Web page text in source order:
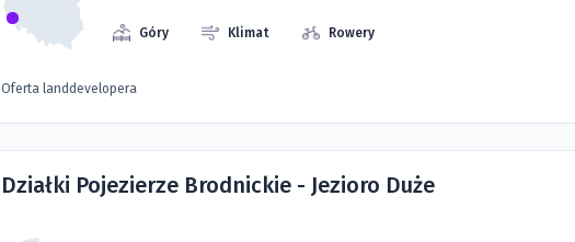
Góry Klimat Rowery
Oferta landdevelopera
Działki Pojezierze Brodnickie - Jezioro Duże